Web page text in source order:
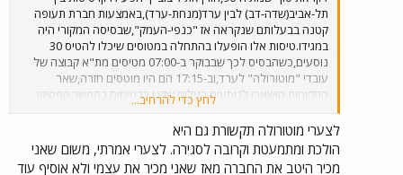
תל-אביב(שדה-דב) לבין ערד(מנחת-ערד),באמצעות חברת תעופה
קטנה בבעלותם שנקראה אז "כנפי-העמק",שבסיסה המקורי היה
במגידו.טיסות אלו הופעלו בהתחלה במטוסים שיכלו להטיס 30
נוסעים,כשהבסיס לכך שבבוקר ב-07:00 מטיסים מת"א קבוצה של
עובדי "מוטורולה" לערד,וב-17:15 הם היו מוטסים חזרה,שאר
המקומות הושארו לנוסעים רגילים שקנו כרטיסים.בהמשך הפסיקו
אנשי "מוטורולה" להגיע,החברה החלה להפעיל מטוסים קטנים יותר
עם לא יותר מ-10 נוסעים,על בסיס מסחרי בלבד,פעמיים ביום מערד
ב-07:45 וב-17:15,כשמת"א הוא היה יוצא ב-07:00 וב-16:30.יצא לי
להשתמש בקו זה כמה פעמים,היה נוח מאד להגיע מערד לתל-אביב
לחץ כדי להרחיב...
לצערי מוטורולה תקשורת גם היא
הולכת ומתמעטת וקרובה לסגירה. לצערי אמרתי, משום שאני
מכיר היטב את החברה מאז שאני מכיר את עצמי ולא אוסיף עוד